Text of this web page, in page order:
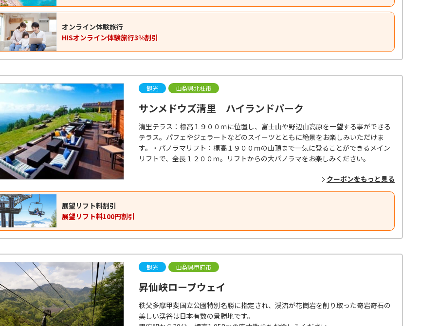
オンライン体験旅行
HISオンライン体験旅行3%割引
観光 山梨県北杜市
サンメドウズ清里 ハイランドパーク
清里テラス：標高１９００ｍに位置し、富士山や野辺山高原を一望する事ができる
テラス。パフェやジェラートなどのスイーツとともに絶景をお楽しみいただけま
す。・パノラマリフト：標高１９００ｍの山頂まで一気に登ることができるメイン
リフトで、全長１２００ｍ。リフトからの大パノラマをお楽しみください。
クーポンをもっと見る
展望リフト料割引
展望リフト料100円割引
観光 山梨県甲府市
昇仙峡ロープウェイ
秩父多摩甲斐国立公園特別名勝に指定され、渓流が花崗岩を削り取った奇岩奇石の
美しい渓谷は日本有数の景勝地です。